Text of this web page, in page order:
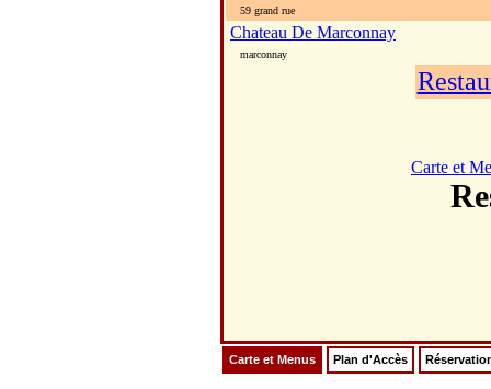
59 grand rue
Chateau De Marconnay
marconnay
Carte et
Carte et Menus Plan d'Accès